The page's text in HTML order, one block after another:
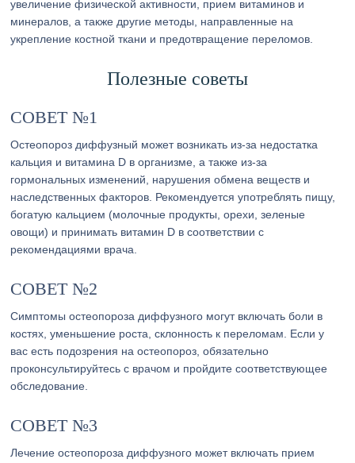
увеличение физической активности, прием витаминов и
минералов, а также другие методы, направленные на
укрепление костной ткани и предотвращение переломов.
Полезные советы
СОВЕТ №1
Остеопороз диффузный может возникать из-за недостатка
кальция и витамина D в организме, а также из-за
гормональных изменений, нарушения обмена веществ и
наследственных факторов. Рекомендуется употреблять пищу,
богатую кальцием (молочные продукты, орехи, зеленые
овощи) и принимать витамин D в соответствии с
рекомендациями врача.
СОВЕТ №2
Симптомы остеопороза диффузного могут включать боли в
костях, уменьшение роста, склонность к переломам. Если у
вас есть подозрения на остеопороз, обязательно
проконсультируйтесь с врачом и пройдите соответствующее
обследование.
СОВЕТ №3
Лечение остеопороза диффузного может включать прием